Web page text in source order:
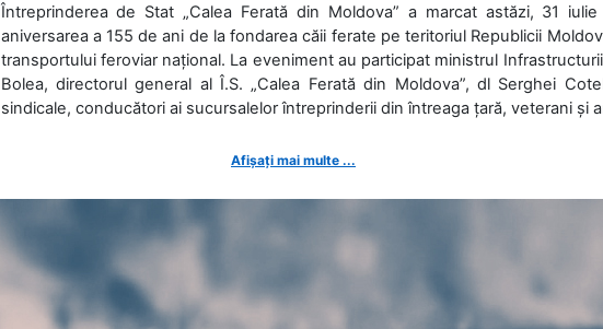
Întreprinderea de Stat „Calea Ferată din Moldova” a marcat astăzi, 31
aniversarea a 155 de ani de la fondarea căii ferate pe teritoriul Republicii
transportului feroviar național. La eveniment au participat ministrul
Bolea, directorul general al Î.S. „Calea Ferată din Moldova”, dl Serghei
sindicale, conducători ai sucursalelor întreprinderii din întreaga țară, veterani și
Afișați mai multe ...